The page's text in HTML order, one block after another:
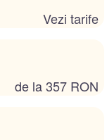
Vezi tarife
de la 357 RON